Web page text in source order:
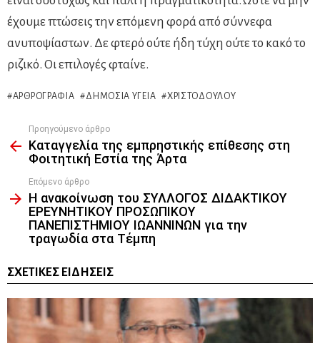
έχουμε πτώσεις την επόμενη φορά από σύννεφα
ανυποψίαστων. Δε φτερό ούτε ήδη τύχη ούτε το κακό το
ριζικό. Οι επιλογές φταίνε.
ΑΡΘΡΟΓΡΑΦΊΑ ΔΗΜΌΣΙΑ ΥΓΕΊΑ ΧΡΙΣΤΟΔΟΎΛΟΥ
more
Προηγούμενο άρθρο
Καταγγελία της εμπρηστικής επίθεσης στη
Φοιτητική Εστία της Άρτα
Επόμενο άρθρο
Η ανακοίνωση του ΣΥΛΛΟΓΟΣ ΔΙΔΑΚΤΙΚΟΥ
ΕΡΕΥΝΗΤΙΚΟΥ ΠΡΟΣΩΠΙΚΟΥ
ΠΑΝΕΠΙΣΤΗΜΙΟΥ ΙΩΑΝΝΙΝΩΝ για την
τραγωδία στα Τέμπη
ΣΧΕΤΙΚΈΣ ΕΙΔΉΣΕΙΣ